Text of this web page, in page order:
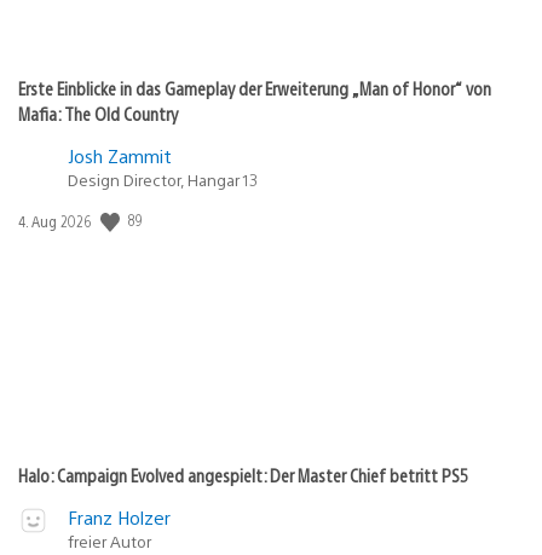
Erste Einblicke in das Gameplay der Erweiterung „Man of Honor“ von
Mafia: The Old Country
Josh Zammit
Design Director, Hangar 13
Veröffentlichungsdatum:
4. Aug 2026 89
Halo: Campaign Evolved angespielt: Der Master Chief betritt PS5
Franz Holzer
freier Autor